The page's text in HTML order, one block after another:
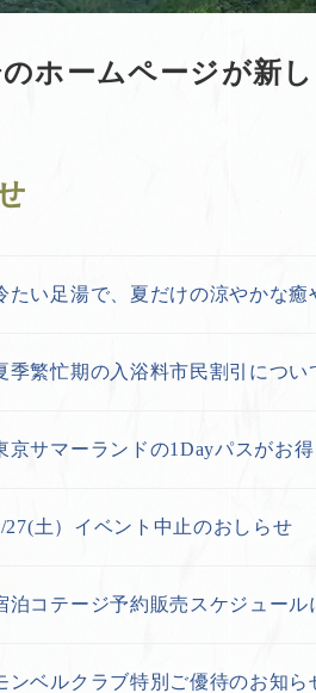
ホームページが新
たい足湯で、夏だけの涼やかな癒
季繁忙期の入浴料市民割引につい
京サマーランドの1Dayパスがお
27(土）イベント中止のおしらせ
泊コテージ予約販売スケジュー
ンベルクラブ特別ご優待のお知ら